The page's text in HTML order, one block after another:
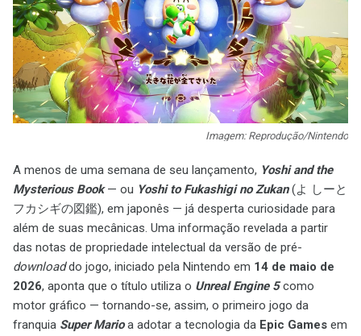
Imagem: Reprodução/Nintendo
A menos de uma semana de seu lançamento, Yoshi and the
Mysterious Book— ou Yoshi to Fukashigi no Zukan(よ しーと
フカシギの図鑑), em japonês — já desperta curiosidade para
além de suas mecânicas. Uma informação revelada a partir
das notas de propriedade intelectual da versão de pré-
downloaddo jogo, iniciado pela Nintendo em 14 de maio de
2026, aponta que o título utiliza o Unreal Engine 5como
motor gráfico — tornando-se, assim, o primeiro jogo da
franquia Super Marioa adotar a tecnologia da Epic Games em